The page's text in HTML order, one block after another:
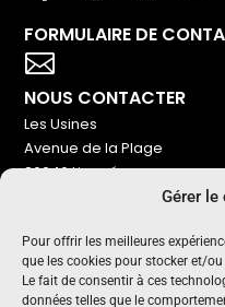
Gérer le
Pour offrir les meilleures
que les cookies pour stocker et/
Le fait de consentir à ces
données telles que le
FORMULAIRE DE

NOUS CONTACTER
Les Usines
Avenue de la Plage
86240 Ligugé
NOUS SOUTENIR
Pour maintenir un média
publicité